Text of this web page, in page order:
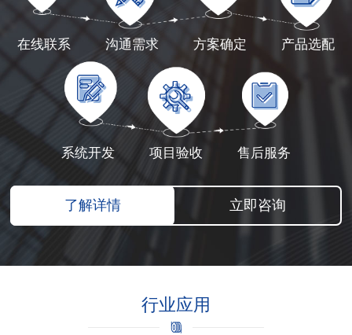
在线联系 沟通需求 方案确定 产品选配
系统开发 项目验收 售后服务
了解详情 立即咨询
行业应用